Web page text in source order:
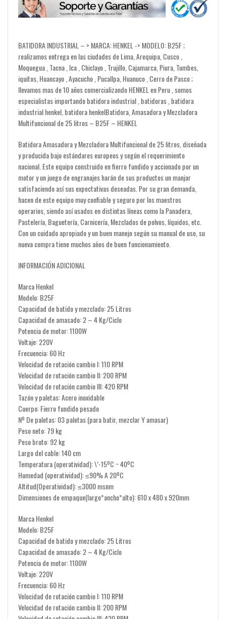
BATIDORA INDUSTRIAL – > MARCA: HENKEL -> MODELO: B25F ;
realizamos entrega en las ciudades de Lima, Arequipa, Cusco ,
Moquegua , Tacna , Ica , Chiclayo , Trujillo, Cajamarca, Piura, Tumbes,
iquitos, Huancayo , Ayacucho , Pucallpa, Huanuco , Cerro de Pasco ;
llevamos mas de 10 años comercializando HENKEL en Peru , somos
especialistas importando batidora industrial , batidoras , batidora
industrial henkel, batidora henkelBatidora, Amasadora y Mezcladora
Multifuncional de 25 litros – B25F – HENKEL
Batidora Amasadora y Mezcladora Multifuncional de 25 litros, diseñada
y producida bajo estándares europeos y según el requerimiento
nacional. Este equipo construido en fierro fundido y accionado por un
motor y un juego de engranajes harán de sus productos un manjar
satisfaciendo así sus expectativas deseadas. Por su gran demanda,
hacen de este equipo muy confiable y seguro por los maestros
operarios, siendo así usados en distintas líneas como la Panadera,
Pastelería, Baguetería, Carnicería, Mezclados de polvos, líquidos, etc.
Con un cuidado apropiado y un buen manejo según su manual de uso, su
nueva compra tiene muchos años de buen funcionamiento.
INFORMACIÓN ADICIONAL
Marca Henkel
Modelo: B25F
Capacidad de batido y mezclado: 25 Litros
Capacidad de amasado: 2 – 4 Kg/Ciclo
Potencia de motor: 1100W
Voltaje: 220V
Frecuencia: 60 Hz
Velocidad de rotación cambio I: 110 RPM
Velocidad de rotación cambio II: 200 RPM
Velocidad de rotación cambio III: 420 RPM
Tazón y paletas: Acero inoxidable
Cuerpo: Fierro fundido pesado
Nº De paletas: 03 paletas (para batir, mezclar Y amasar)
Peso neto: 79 kg
Peso bruto: 92 kg
Largo del cable: 140 cm
Temperatura (operatividad): \’-15ºC ~ 40ºC
Humedad (operatividad): ≤90% A 20ºC
Altitud(Operatividad): ≤3000 msnm
Dimensiones de empaque(largo*ancho*alto): 610 x 480 x 920mm
Marca Henkel
Modelo: B25F
Capacidad de batido y mezclado: 25 Litros
Capacidad de amasado: 2 – 4 Kg/Ciclo
Potencia de motor: 1100W
Voltaje: 220V
Frecuencia: 60 Hz
Velocidad de rotación cambio I: 110 RPM
Velocidad de rotación cambio II: 200 RPM